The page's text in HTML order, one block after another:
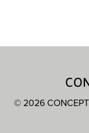
© 2026